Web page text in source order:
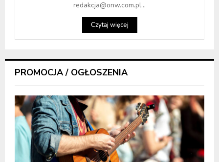
redakcja@onw.com.pl...
Czytaj więcej
PROMOCJA / OGŁOSZENIA